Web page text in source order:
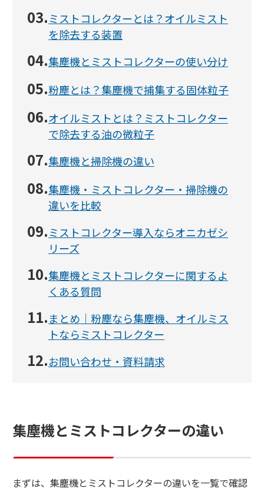
03.ミストコレクターとは？オイルミスト
を除去する装置
04.集塵機とミストコレクターの使い分け
05.粉塵とは？集塵機で捕集する固体粒子
06.オイルミストとは？ミストコレクター
で除去する油の微粒子
07.集塵機と掃除機の違い
08.集塵機・ミストコレクター・掃除機の
違いを比較
09.ミストコレクター導入ならオニカゼシ
リーズ
10.集塵機とミストコレクターに関するよ
くある質問
11.まとめ｜粉塵なら集塵機、オイルミス
トならミストコレクター
12.お問い合わせ・資料請求
集塵機とミストコレクターの違い
まずは、集塵機とミストコレクターの違いを一覧で確認